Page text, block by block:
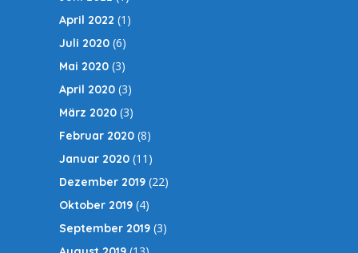
April 2022 (1)
Juli 2020 (6)
Mai 2020 (3)
April 2020 (3)
März 2020 (3)
Februar 2020 (8)
Januar 2020 (11)
Dezember 2019 (22)
Oktober 2019 (4)
September 2019 (3)